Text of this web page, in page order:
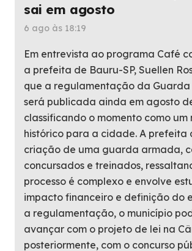
sai em agosto
6 ago às 18:19
Em entrevista ao programa Café
a prefeita de Bauru-SP, Suellen
que a regulamentação da Guarda
será publicada ainda em agosto
classificando o momento como um
histórico para a cidade. A prefeita
criação de uma guarda armada,
concursados e treinados,
processo é complexo e envolve
impacto financeiro e definição do
a regulamentação, o município
avançar com o projeto de lei na
posteriormente, com o concurso